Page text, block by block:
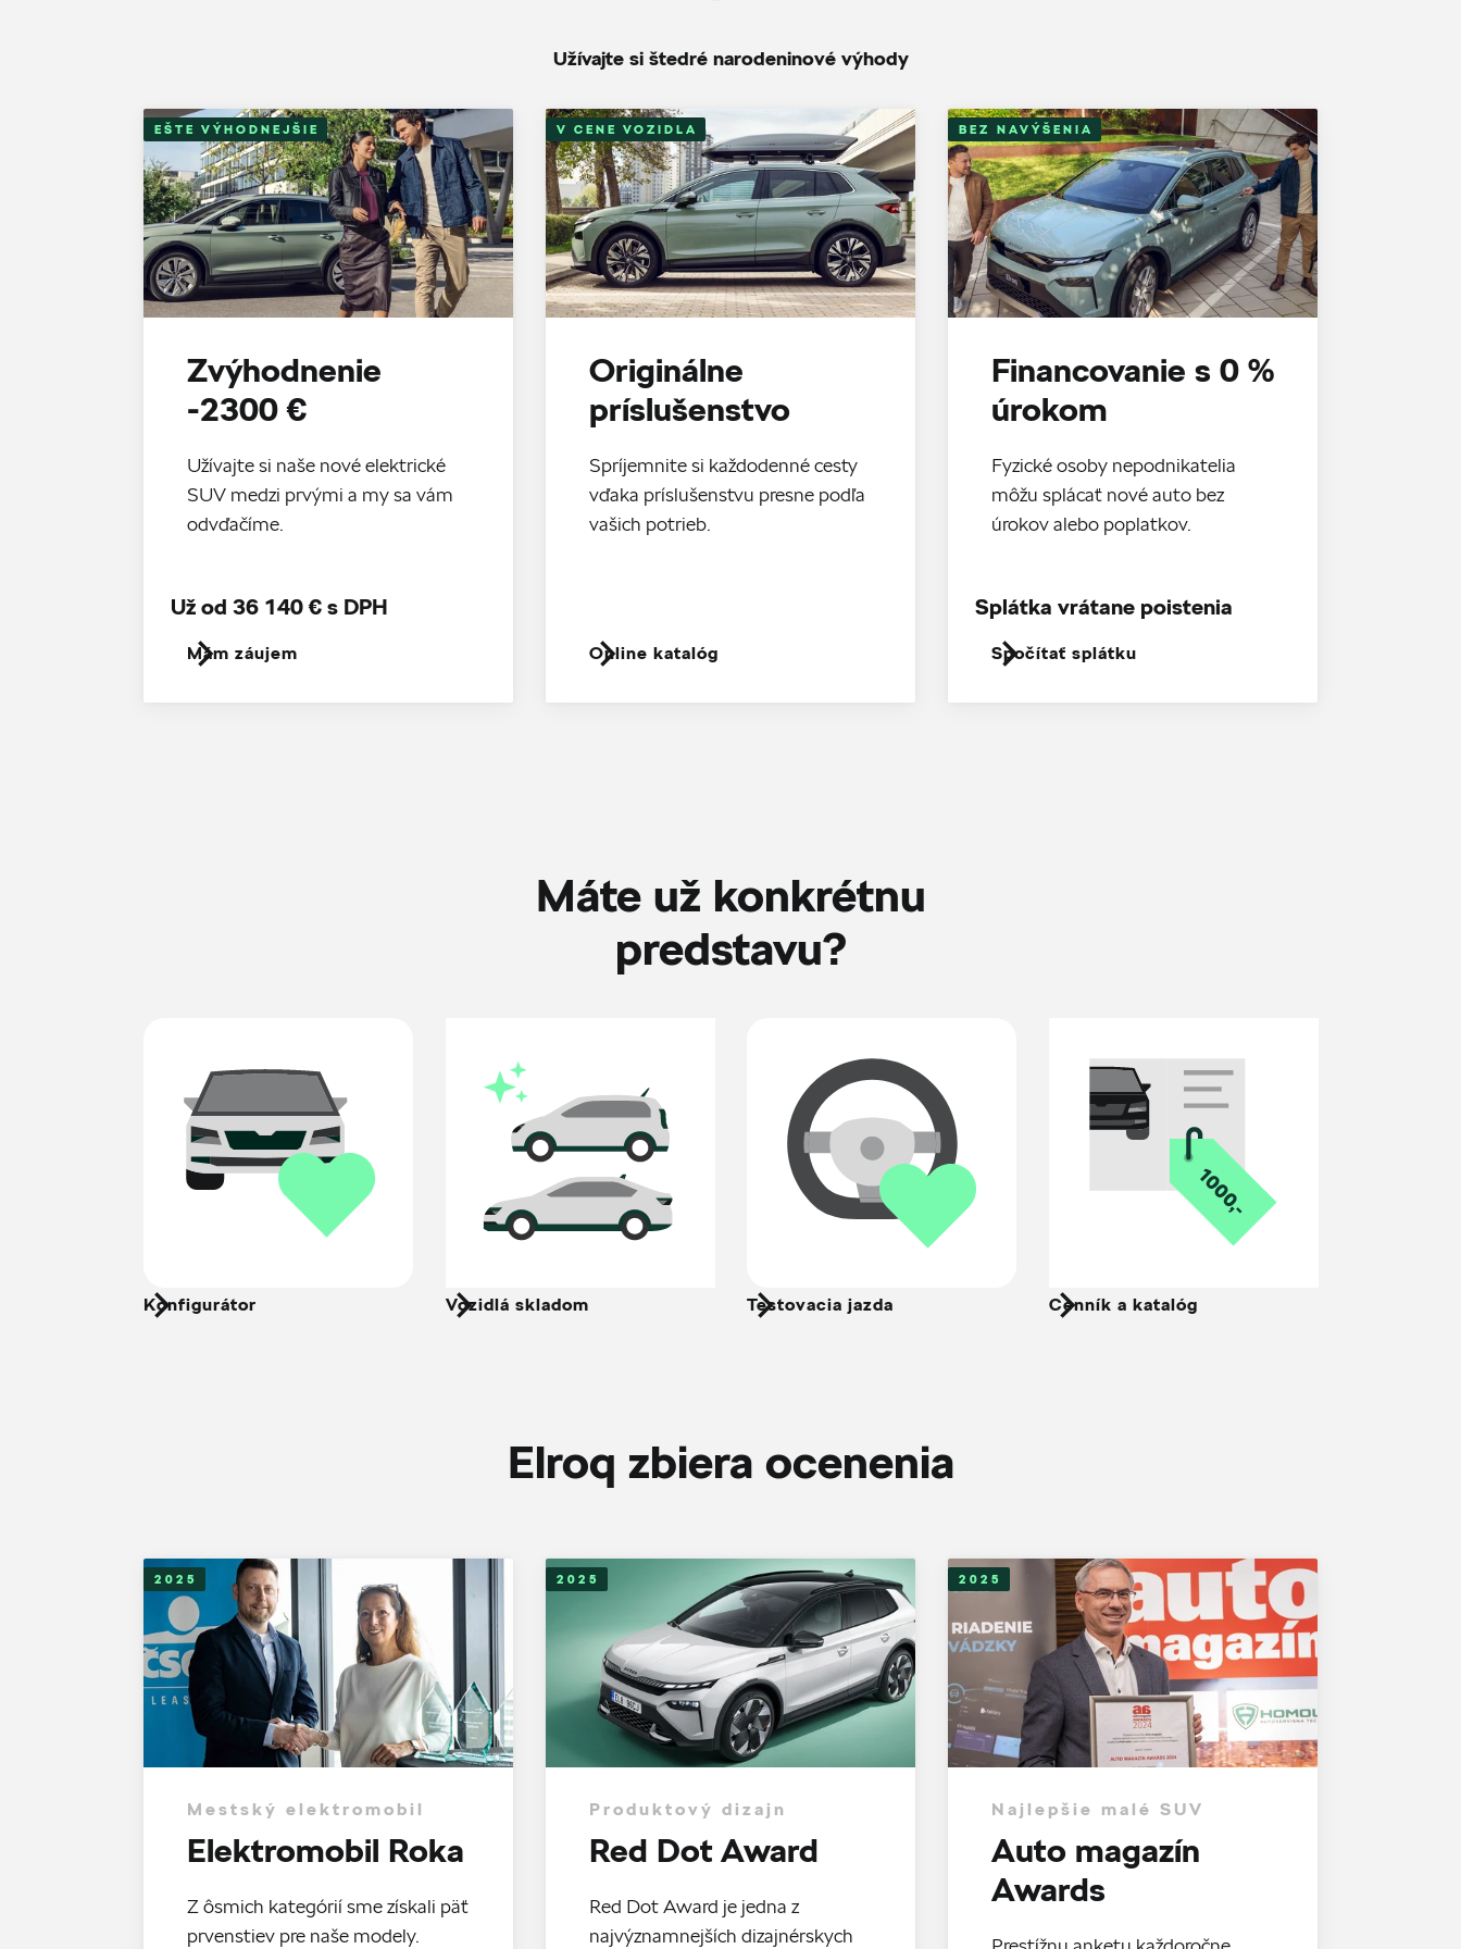
Užívajte si štedré narodeninové výhody
EŠTE VÝHODNEJŠIE
Zvýhodnenie
-2300 €
Užívajte si naše nové elektrické
SUV medzi prvými a my sa vám
odvďačíme.
Mám záujem
Už od 36 140 € s DPH
V CENE VOZIDLA
Originálne
príslušenstvo
Spríjemnite si každodenné cesty
vďaka príslušenstvu presne podľa
vašich potrieb.
Online katalóg
BEZ NAVÝŠENIA
Financovanie s 0 %
úrokom
Fyzické osoby nepodnikatelia
môžu splácať nové auto bez
úrokov alebo poplatkov.
Spočítať splátku
Splátka vrátane poistenia
Máte už konkrétnu
predstavu?
Konfigurátor Vozidlá skladom Testovacia jazda Cenník a katalóg
Elroq zbiera ocenenia
2025
Mestský elektromobil
Elektromobil Roka
Z ôsmich kategórií sme získali päť
prvenstiev pre naše modely.
2025
Produktový dizajn
Red Dot Award
Red Dot Award je jedna z
najvýznamnejších dizajnérskych
2025
Najlepšie malé SUV
Auto magazín
Awards